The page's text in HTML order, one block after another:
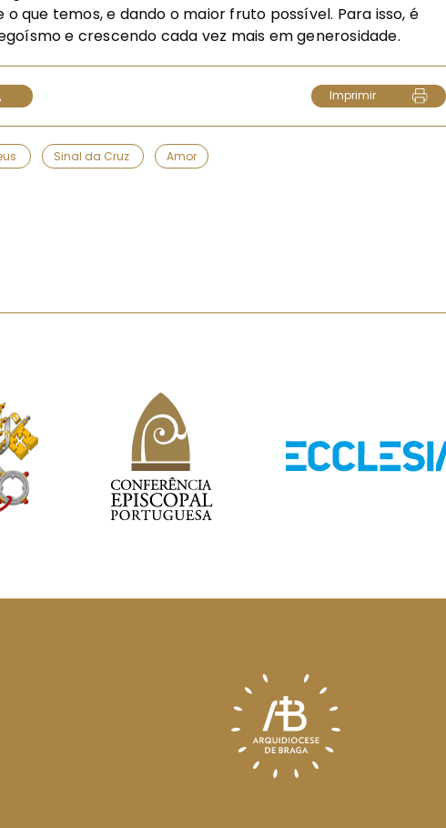
que temos, e dando o maior fruto possível. Para isso, é
e crescendo cada vez mais em generosidade.
Imprimir
Sinal da Cruz Amor